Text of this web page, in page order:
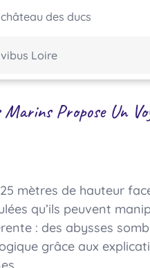
des ducs
Loire
Propose Un
mètres de hauteur
qu’ils peuvent
: des abysses
grâce aux